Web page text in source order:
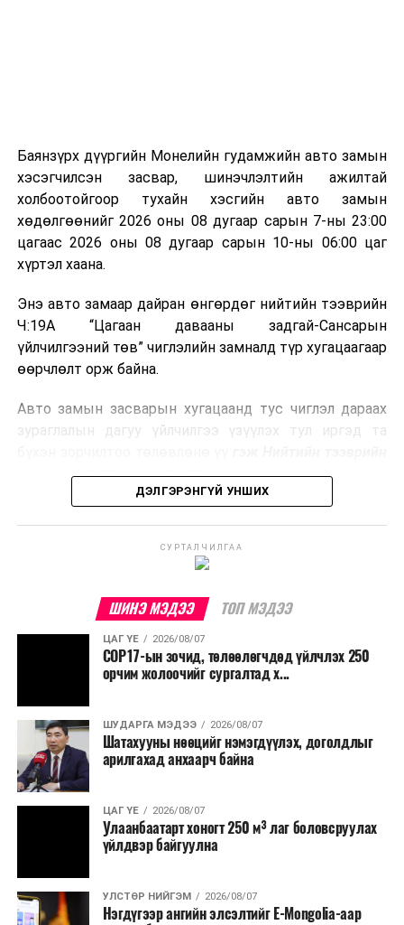
болон дулааны эрчим хүч үйлдвэрлэхэд ашиглаж
болдог. Зарим технологийн хувьд шаталтын дараа
үлдэх үнснээс фосфор зэрэг ашигт эрдсийг сэргээн
авах боломжтой аж.
байна. Тухайлбал, Германд лаг шатаах үйлдвэрээс
гарсан үнснээс фосфор сэргээн авах технологи
ашигладаг бол Нидерландад төвлөрсөн лаг
боловсруулах үйлдвэрүүдээр дулаан, цахилгаан
Ийнхүү лаг хатаах, шатаах технологийг лагийн
улсад өргөн ашиглаж байна.
Баянзүрх дүүргийн Монелийн гудамжийн авто замын
хэсэгчилсэн засвар, шинэчлэлтийн ажилтай
холбоотойгоор тухайн хэсгийн авто замын
хөдөлгөөнийг 2026 оны 08 дугаар сарын 7-ны 23:00
цагаас 2026 оны 08 дугаар сарын 10-ны 06:00 цаг
хүртэл хаана.
Энэ авто замаар дайран өнгөрдөг нийтийн тээврийн
Ч:19А “Цагаан давааны задгай-Сансарын
үйлчилгээний төв” чиглэлийн замналд түр хугацаагаар
өөрчлөлт орж байна.
Авто замын засварын хугацаанд тус чиглэл дараах
зураглалын дагуу үйлчилгээ үзүүлэх тул иргэд та
бодлогын газраас мэдээллээ.
ДЭЛГЭРЭНГҮЙ УНШИХ
СУРТАЛЧИЛГАА
ШИНЭ МЭДЭЭ ТОП МЭДЭЭ
ЦАГ ҮЕ 2026/08/07
COP17-ын зочид, төлөөлөгчдөд үйлчлэх 250
орчим жолоочийг сургалтад х...
ШУДАРГА МЭДЭЭ 2026/08/07
Шатахууны нөөцийг нэмэгдүүлэх, доголдлыг
арилгахад анхаарч байна
ЦАГ ҮЕ 2026/08/07
Улаанбаатарт хоногт 250 м³ лаг боловсруулах
үйлдвэр байгуулна
УЛСТӨР НИЙГЭМ 2026/08/07
Нэгдүгээр ангийн элсэлтийг E-Mongolia-аар